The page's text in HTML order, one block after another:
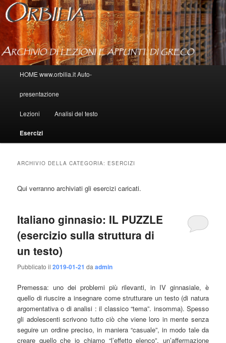
Vai al contenuto principale
Vai al contenuto secondario
HOME www.orbilia.it Auto-
presentazione
Lezioni Analisi del testo
Esercizi
ARCHIVIO DELLA CATEGORIA: ESERCIZI
Qui verranno archiviati gli esercizi caricati.
Italiano ginnasio: IL PUZZLE
(esercizio sulla struttura di
un testo)
Pubblicato il2019-01-21 daadmin
Premessa: uno dei problemi più rilevanti, in IV ginnasiale, è
quello di riuscire a insegnare come strutturare un testo (di natura
argomentativa o di analisi : il classico “tema”. insomma). Spesso
gli adolescenti scrivono tutto ciò che viene loro in mente senza
seguire un ordine preciso, in maniera “casuale”, in modo tale da
creare quello che io chiamo “l’effetto elenco”, un’affermazione